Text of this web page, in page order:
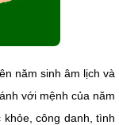
năm sinh âm lịch và
với mệnh của năm
công danh, tình